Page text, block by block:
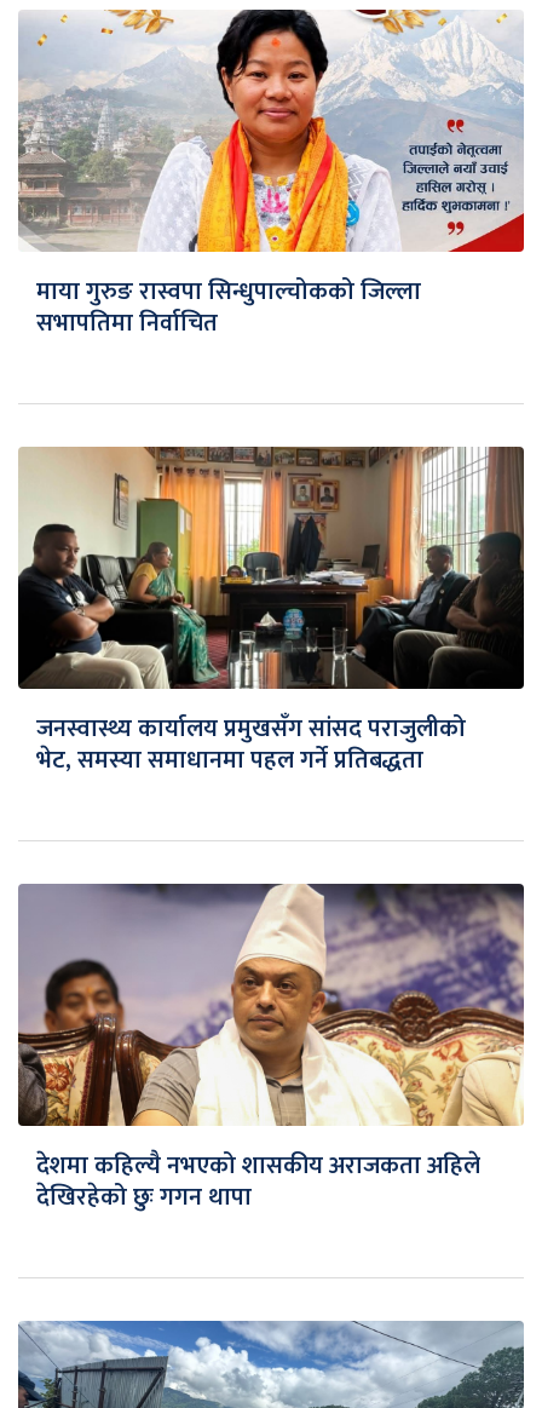
माया गुरुङ रास्वपा सिन्धुपाल्चोकको जिल्ला
सभापतिमा निर्वाचित
जनस्वास्थ्य कार्यालय प्रमुखसँग सांसद पराजुलीको
भेट, समस्या समाधानमा पहल गर्ने प्रतिबद्धता
देशमा कहिल्यै नभएको शासकीय अराजकता अहिले
देखिरहेको छुः गगन थापा